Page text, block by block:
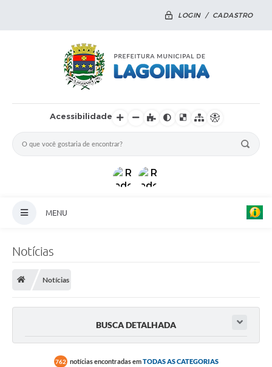
LOGIN / CADASTRO
Acessibilidade
MENU
Secretarias
Notícias
Notícias
BUSCA DETALHADA
762 notícias encontradas emTODAS AS CATEGORIAS